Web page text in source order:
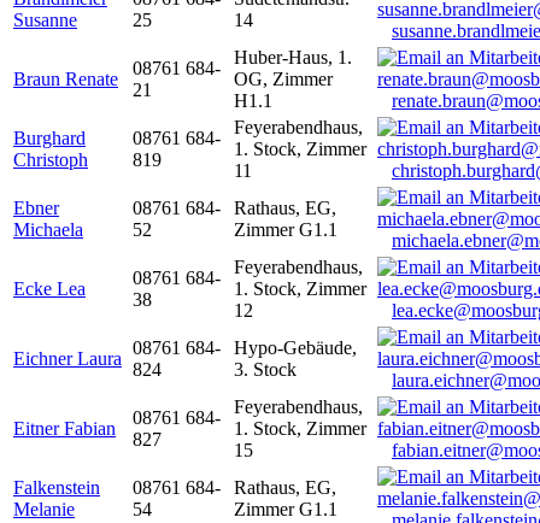
Susanne
25
14
Braun Renate
08761 684-
21
Huber-Haus, 1.
OG, Zimmer
H1.1
Burghard
Christoph
08761 684-
819
Feyerabendhaus,
1. Stock, Zimmer
11
Ebner
Michaela
08761 684-
52
Rathaus, EG,
Zimmer G1.1
Ecke Lea
08761 684-
38
Feyerabendhaus,
1. Stock, Zimmer
12
Eichner Laura
08761 684-
824
Hypo-Gebäude,
3. Stock
Eitner Fabian
08761 684-
827
Feyerabendhaus,
1. Stock, Zimmer
15
Falkenstein
Melanie
08761 684-
54
Rathaus, EG,
Zimmer G1.1